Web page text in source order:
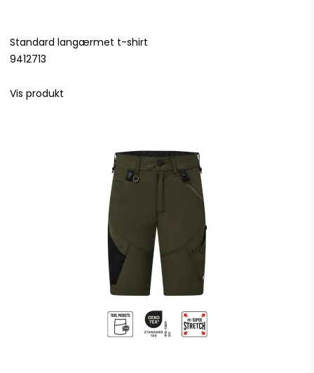
Standard langærmet t-shirt
9412713
Vis produkt